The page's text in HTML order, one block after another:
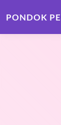
PONDOK